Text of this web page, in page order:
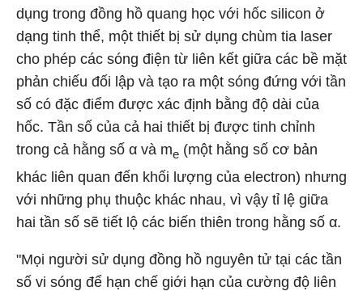
dụng trong đồng hồ quang học với hốc silicon ở
dạng tinh thể, một thiết bị sử dụng chùm tia laser
cho phép các sóng điện từ liên kết giữa các bề mặt
phản chiếu đối lập và tạo ra một sóng đứng với tần
số có đặc điểm được xác định bằng độ dài của
hốc. Tần số của cả hai thiết bị được tinh chỉnh
trong cả hằng số α và me (một hằng số cơ bản
khác liên quan đến khối lượng của electron) nhưng
với những phụ thuộc khác nhau, vì vậy tỉ lệ giữa
hai tần số sẽ tiết lộ các biến thiên trong hằng số α.
"Mọi người sử dụng đồng hồ nguyên tử tại các tần
số vi sóng để hạn chế giới hạn của cường độ liên